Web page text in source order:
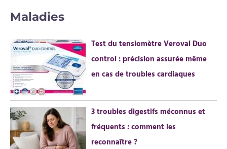
h
r
c
h
e
r
:
Maladies
Test du tensiomètre Veroval Duo
control : précision assurée même
en cas de troubles cardiaques
3 troubles digestifs méconnus et
fréquents : comment les
reconnaître ?